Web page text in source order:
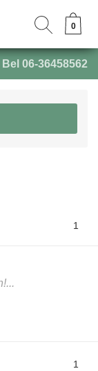
06-36458562
0
0
1
1